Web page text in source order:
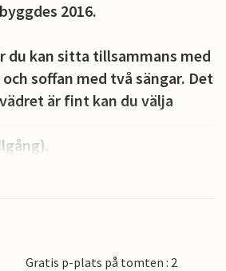
2016.
du kan sitta tillsammans med
soffan med två sängar. Det
är fint kan du välja
Gratis p-plats på tomten : 2